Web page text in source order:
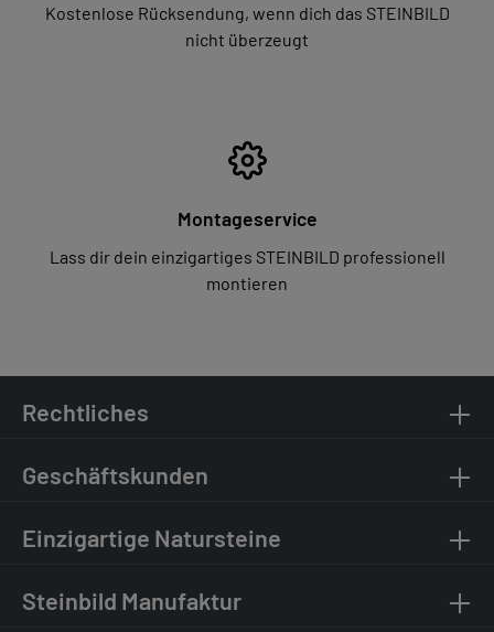
Kostenlose Rücksendung, wenn dich das STEINBILD
nicht überzeugt
Montageservice
Lass dir dein einzigartiges STEINBILD professionell
montieren
Rechtliches
Geschäftskunden
Einzigartige Natursteine
Steinbild Manufaktur